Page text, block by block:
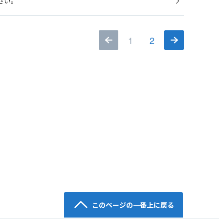
1 2
このページの一番上に戻る